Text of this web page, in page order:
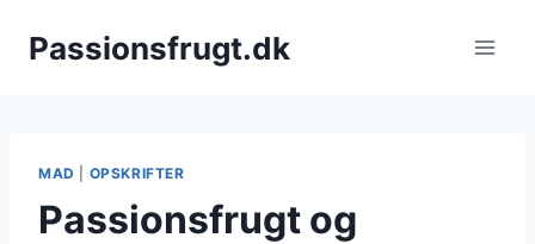
Passionsfrugt.dk
MAD OPSKRIFTER
Passionsfrugt og